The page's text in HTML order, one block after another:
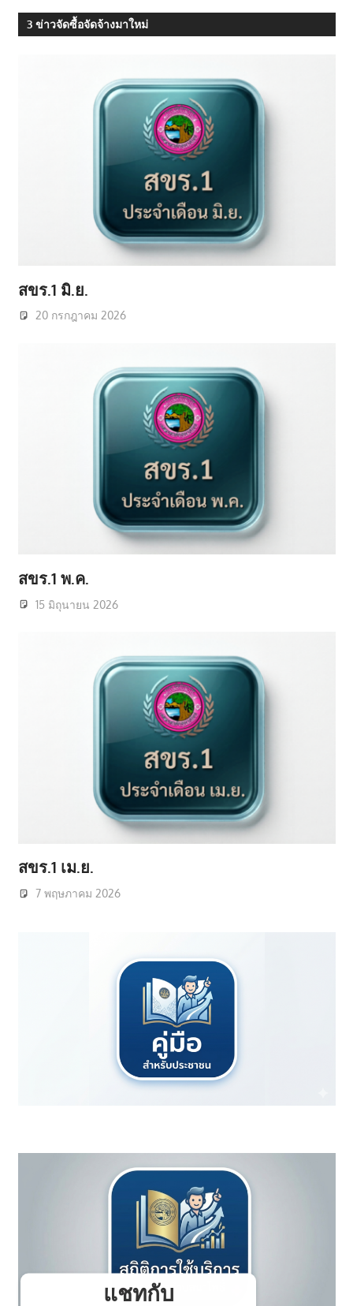
3 ข่าวจัดซื้อจัดจ้างมาใหม่
สขร.1 มิ.ย.
20 กรกฎาคม 2026
สขร.1 พ.ค.
15 มิถุนายน 2026
สขร.1 เม.ย.
7 พฤษภาคม 2026
แชทกับ